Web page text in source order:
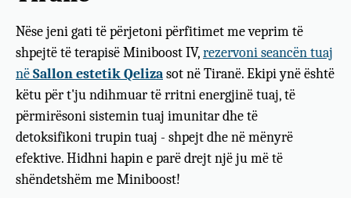
Nëse jeni gati të përjetoni përfitimet me veprim të
shpejtë të terapisë Miniboost IV,rezervoni seancën tuaj
nëSallon estetik Qelizasot në Tiranë. Ekipi ynë është
këtu për t'ju ndihmuar të rritni energjinë tuaj, të
përmirësoni sistemin tuaj imunitar dhe të
detoksifikoni trupin tuaj - shpejt dhe në mënyrë
efektive. Hidhni hapin e parë drejt një ju më të
shëndetshëm me Miniboost!